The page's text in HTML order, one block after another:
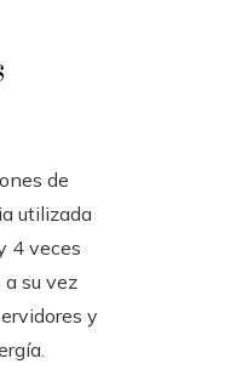
de
utilizada
4 veces
su vez
y